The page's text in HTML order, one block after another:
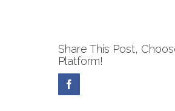
Share This Post,
Platform!